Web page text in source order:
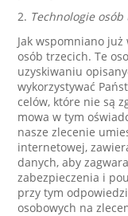
2. Technologie
Jak wspomniano
osób trzecich. Te
uzyskiwaniu
wykorzystywać
celów, które nie są
mowa w tym
nasze zlecenie
internetowej,
danych, aby
zabezpieczenia i
przy tym
osobowych na